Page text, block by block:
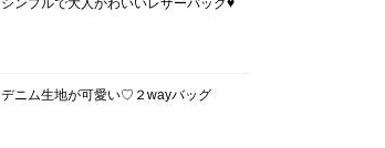
デニム生地が可愛い♡２wayバッグ